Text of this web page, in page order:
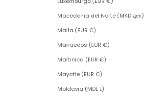
Macedonia del Norte (MKD ден)
Malta (EUR €)
Marruecos (EUR €)
Martinica (EUR €)
Mayotte (EUR €)
Moldavia (MDL L)